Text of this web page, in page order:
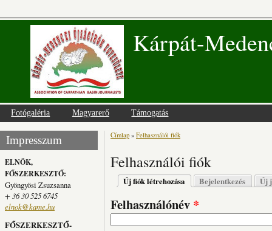
Kárpát-
Fotógaléria Magyarerő Támogatás
Impresszum
ELNÖK,
FŐSZERKESZTŐ:
Gyöngyösi Zsuzsanna
+ 36 30 525 6745
elnok@kame.hu
FŐSZERKESZTŐ-
Jelenlegi hely
Címlap » Felhasználói fiók
Felhasználói fiók
Elsődleges fülek
Új fiók létrehozása (aktív fül)
Bejelentkezés Új
Felhasználónév *